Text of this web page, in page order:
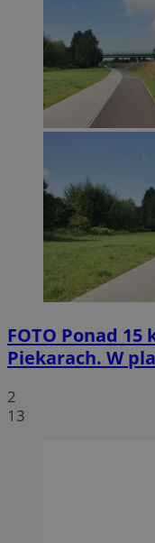
FOTO Ponad 15
Piekarach. W
2
13